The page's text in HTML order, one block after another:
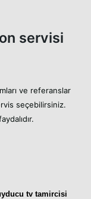
servisi
ve referanslar
seçebilirsiniz.
tv tamircisi